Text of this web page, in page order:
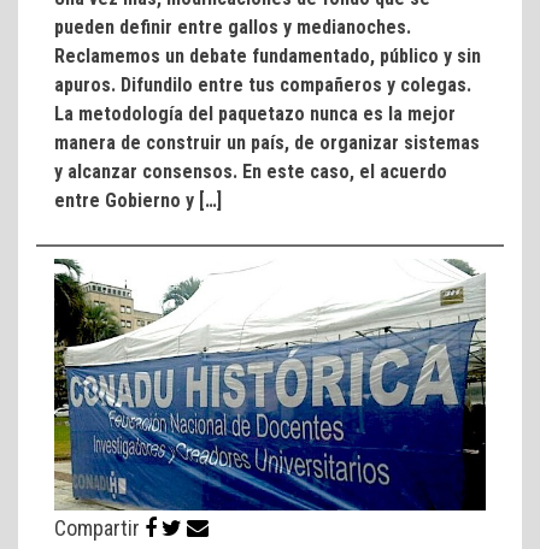
pueden definir entre gallos y medianoches.
Reclamemos un debate fundamentado, público y sin
apuros. Difundilo entre tus compañeros y colegas.
La metodología del paquetazo nunca es la mejor
manera de construir un país, de organizar sistemas
y alcanzar consensos. En este caso, el acuerdo
entre Gobierno y […]
Compartir